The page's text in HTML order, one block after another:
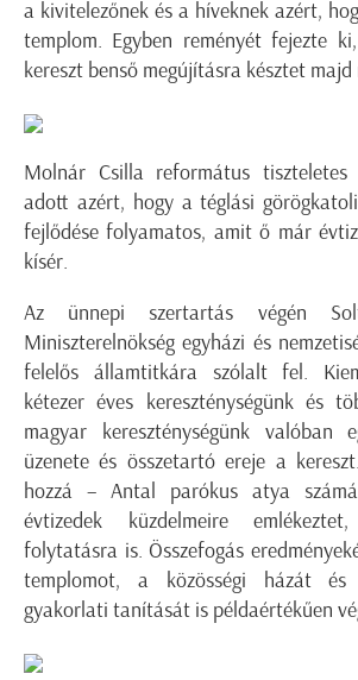
a kivitelezőnek és a híveknek azért,
templom. Egyben reményét fejezte
kereszt benső megújításra késztet
Molnár Csilla református
adott azért, hogy a téglási
fejlődése folyamatos, amit ő már
kísér.
Az ünnepi szertartás végén
Miniszterelnökség egyházi és
felelős államtitkára szólalt fel.
kétezer éves kereszténységünk és
magyar kereszténységünk valóban
üzenete és összetartó ereje a
hozzá – Antal parókus atya
évtizedek küzdelmeire
folytatásra is. Összefogás
templomot, a közösségi házát és
gyakorlati tanítását is példaértékűen